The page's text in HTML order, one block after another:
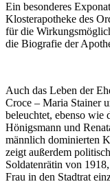
Ein besonderes
Klosterapotheke des
für die
die Biografie der
Auch das Leben der
Croce – Maria Stainer
beleuchtet, ebenso wie
Hönigsmann und
männlich dominierten
zeigt außerdem
Soldatenrätin von
Frau in den Stadtrat